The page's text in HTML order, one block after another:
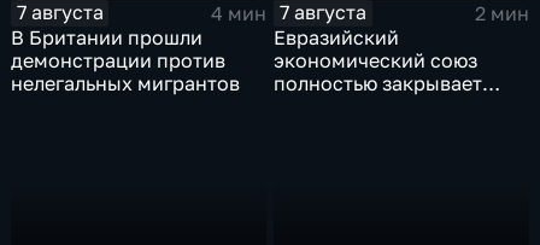
7 августа
4 мин
В Британии прошли
демонстрации против
нелегальных мигрантов
7 августа
2 мин
Евразийский
экономический союз
полностью закрывает